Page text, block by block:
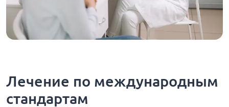
Лечение по международным
стандартам